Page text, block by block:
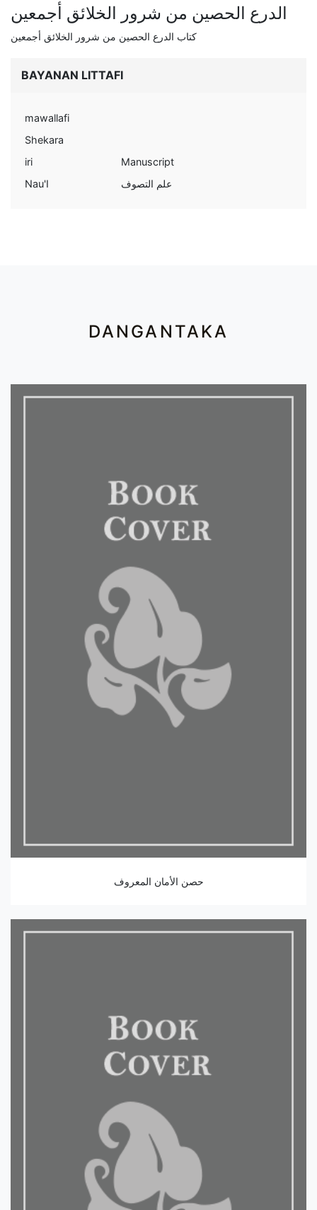
الدرع الحصين من شرور الخلائق أجمعين
كتاب الدرع الحصين من شرور الخلائق أجمعين
BAYANAN LITTAFI
mawallafi
Shekara
iri
Manuscript
Nau'I
علم التصوف
DANGANTAKA
حصن الأمان المعروف